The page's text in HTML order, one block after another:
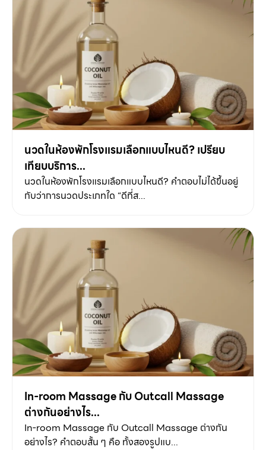
นวดในห้องพักโรงแรมเลือกแบบไหนดี? เปรียบ
เทียบบริการ...
นวดในห้องพักโรงแรมเลือกแบบไหนดี? คำตอบไม่ได้ขึ้นอยู่
กับว่าการนวดประเภทใด “ดีที่ส...
In-room Massage กับ Outcall Massage
ต่างกันอย่างไร...
In-room Massage กับ Outcall Massage ต่างกัน
อย่างไร? คำตอบสั้น ๆ คือ ทั้งสองรูปแบ...